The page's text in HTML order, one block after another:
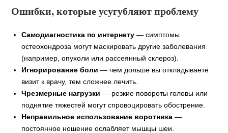
Ошибки, которые усугубляют проблему
Самодиагностика по интернету — симптомы
остеохондроза могут маскировать другие заболевания
(например, опухоли или рассеянный склероз).
Игнорирование боли — чем дольше вы откладываете
визит к врачу, тем сложнее лечить.
Чрезмерные нагрузки — резкие повороты головы или
поднятие тяжестей могут спровоцировать обострение.
Неправильное использование воротника —
постоянное ношение ослабляет мышцы шеи.